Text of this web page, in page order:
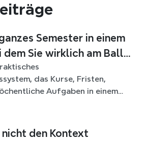
Semester in einem
dem Sie wirklich am Ball
das Kurse, Fristen,
Aufgaben in einem
nicht den Kontext